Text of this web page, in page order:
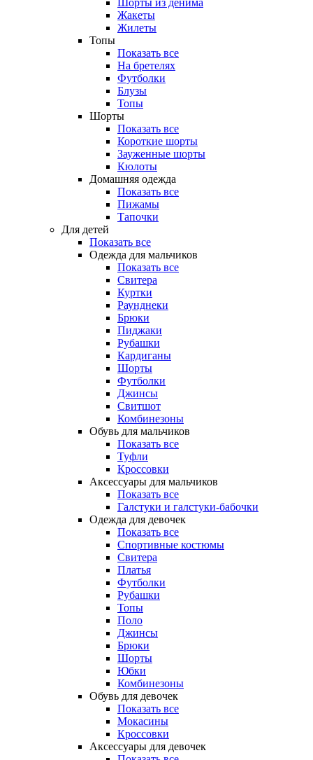
Шорты из денима
Жакеты
Жилеты
Топы
Показать все
На бретелях
Футболки
Блузы
Топы
Шорты
Показать все
Короткие шорты
Зауженные шорты
Кюлоты
Домашняя одежда
Показать все
Пижамы
Тапочки
Для детей
Показать все
Одежда для мальчиков
Показать все
Свитера
Куртки
Раунднеки
Брюки
Пиджаки
Рубашки
Кардиганы
Шорты
Футболки
Джинсы
Свитшот
Комбинезоны
Обувь для мальчиков
Показать все
Туфли
Кроссовки
Аксессуары для мальчиков
Показать все
Галстуки и галстуки-бабочки
Одежда для девочек
Показать все
Спортивные костюмы
Свитера
Платья
Футболки
Рубашки
Топы
Поло
Джинсы
Брюки
Шорты
Юбки
Комбинезоны
Обувь для девочек
Показать все
Мокасины
Кроссовки
Аксессуары для девочек